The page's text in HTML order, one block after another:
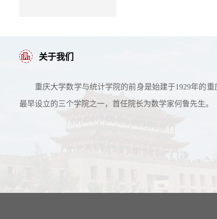
关于我们
重庆大学数学与统计学院的前身是始建于1929年的
最早设立的三个学院之一，首任院长为数学家何鲁先生。